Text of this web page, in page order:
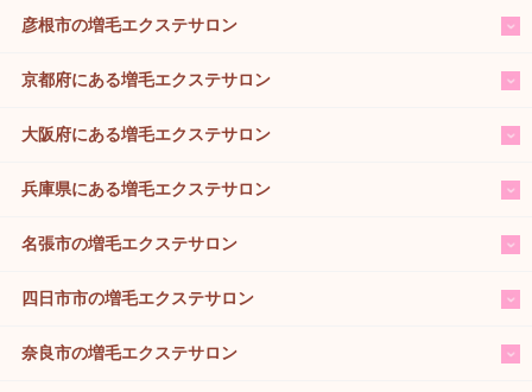
彦根市の増毛エクステサロン
京都府にある増毛エクステサロン
大阪府にある増毛エクステサロン
兵庫県にある増毛エクステサロン
名張市の増毛エクステサロン
四日市市の増毛エクステサロン
奈良市の増毛エクステサロン